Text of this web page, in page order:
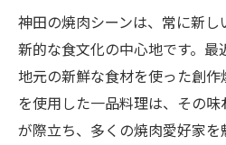
神田の焼肉シーンは、常に新
新的な食文化の中心地です。最
地元の新鮮な食材を使った創
を使用した一品料理は、その
が際立ち、多くの焼肉愛好家